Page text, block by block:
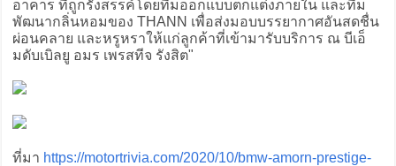
อาคาร ที่ถูกรังสรรค์โดยทีมออกแบบตกแต่งภายใน และทีม
พัฒนากลิ่นหอมของ THANN เพื่อส่งมอบบรรยากาศอันสดชื่น
ผ่อนคลาย และหรูหราให้แก่ลูกค้าที่เข้ามารับบริการ ณ บีเอ็
มดับเบิลยู อมร เพรสทีจ รังสิต"
ที่มา https://motortrivia.com/2020/10/bmw-amorn-prestige-